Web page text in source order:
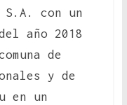
S.A. con un
año 2018
de
y de
en un